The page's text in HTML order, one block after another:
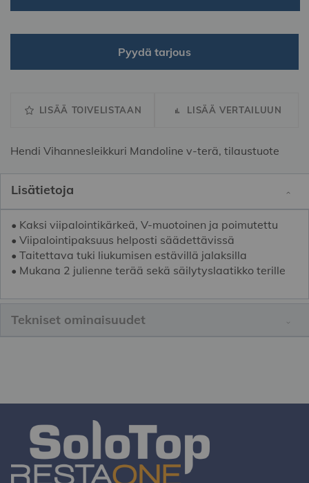
Pyydä tarjous
LISÄÄ TOIVELISTAAN LISÄÄ VERTAILUUN
Hendi Vihannesleikkuri Mandoline v-terä, tilaustuote
Lisätietoja
• Kaksi viipalointikärkeä, V-muotoinen ja poimutettu
• Viipalointipaksuus helposti säädettävissä
• Taitettava tuki liukumisen estävillä jalaksilla
• Mukana 2 julienne terää sekä säilytyslaatikko terille
Tekniset ominaisuudet